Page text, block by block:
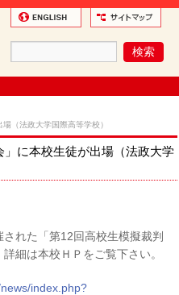
（法政大学国際高等学校）
」に本校生徒が出場（法政大学
れた「第12回高校生模擬裁判
細は本校ＨＰをご覧下さい。
index.php?